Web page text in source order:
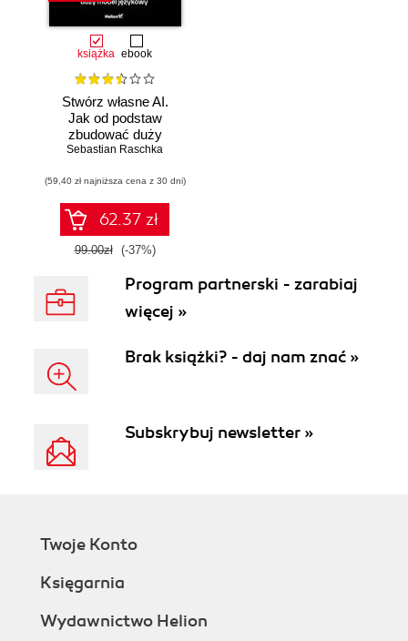
książka ebook
Stwórz własne AI.
Jak od podstaw
zbudować duży
model językowy
Sebastian Raschka
(59,40 zł najniższa cena z 30 dni)
62.37 zł
99.00zł (-37%)
Program partnerski - zarabiaj
więcej »
Brak książki? - daj nam znać »
Subskrybuj newsletter »
Twoje Konto
Księgarnia
Wydawnictwo Helion